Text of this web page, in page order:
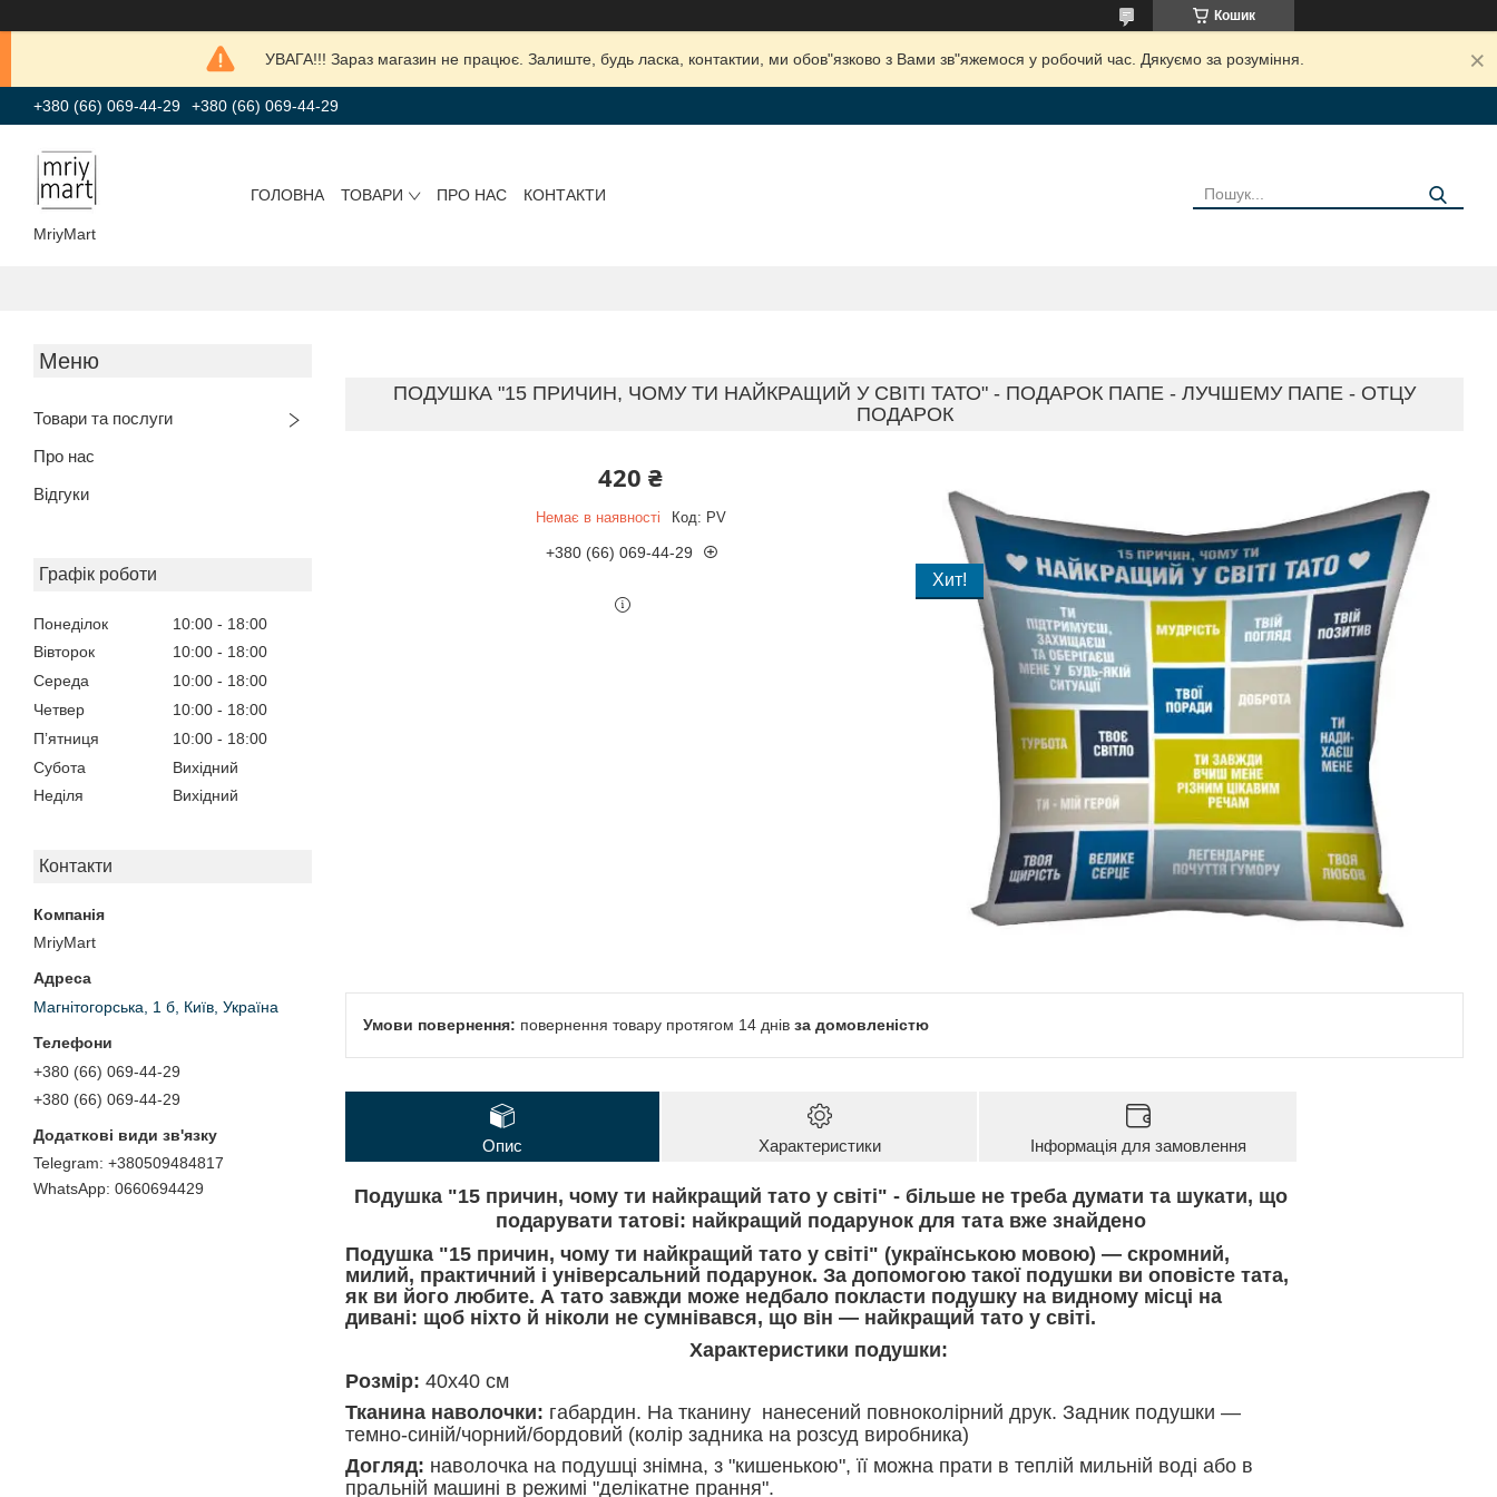
Кошик
УВАГА!!! Зараз магазин не працює. Залиште, будь ласка, контактии, ми обов"язково з Вами зв"яжемося у робочий час. Дякуємо за розуміння.
+380 (66) 069-44-29 +380 (66) 069-44-29
MriyMart
ГОЛОВНА ТОВАРИ ПРО НАС КОНТАКТИ
Товари та послуги
Про нас
Відгуки
Графік роботи
Понеділок 10:00
18:00
Вівторок
10:00
18:00
Середа
10:00
18:00
Четвер
10:00
18:00
Пʼятниця
10:00
18:00
Субота
Вихідний
Неділя
Вихідний
Контакти
MriyMart
Магнітогорська, 1 б, Київ, Україна
+380 (66) 069-44-29
+380 (66) 069-44-29
+380509484817
0660694429
ПОДУШКА "15 ПРИЧИН, ЧОМУ ТИ НАЙКРАЩИЙ У СВІТІ ТАТО" - ПОДАРОК ПАПЕ - ЛУЧШЕМУ ПАПЕ - ОТЦУ
ПОДАРОК
420 ₴
Немає в наявності Код: PV
+380 (66) 069-44-29
Хит!
повернення товару протягом 14 днів за домовленістю
Опис Характеристики Інформація для замовлення
Подушка "15 причин, чому ти найкращий тато у світі" - більше не треба думати та шукати, що
подарувати татові: найкращий подарунок для тата вже знайдено
Подушка "15 причин, чому ти найкращий тато у світі" (українською мовою) — скромний,
милий, практичний і універсальний подарунок. За допомогою такої подушки ви оповісте тата,
як ви його любите. А тато завжди може недбало покласти подушку на видному місці на
дивані: щоб ніхто й ніколи не сумнівався, що він — найкращий тато у світі.
Характеристики подушки:
Розмір: 40х40 см
Тканина наволочки: габардин. На тканину нанесений повноколірний друк. Задник подушки —
темно-синій/чорний/бордовий (колір задника на розсуд виробника)
Догляд: наволочка на подушці знімна, з "кишенькою", її можна прати в теплій мильній воді або в
пральній машині в режимі "делікатне прання".